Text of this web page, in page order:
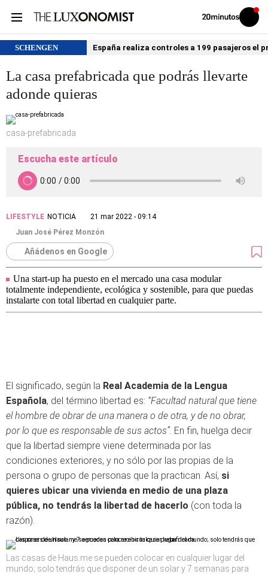
Volver
Iniciar
sesión
SCHENGEN España realiza controles a 199 pasajeros el
La casa prefabricada que podrás llevarte
adonde quieras
casa-prefabricada
Escucha este artículo
LIFESTYLE NOTICIA
21 mar 2022 - 09:14
Juan José Pérez Monzón
Añádenos en Google
Una start-up ha puesto en el mercado una casa modular
totalmente independiente, ecológica y sostenible, para que puedas
instalarte con total libertad en cualquier parte.
El significado, según la Real Academia de la Lengua
Española, del término libertad es: “Facultad natural que tiene
el hombre de obrar de una manera o de otra, y de no obrar,
por lo que es responsable de sus actos”. En fin, huelga decir
que la libertad siempre viene determinada por las
condiciones exteriores, y no sólo por las propias de la
persona o grupo de personas que la practican. Así, si
quieres ubicar una vivienda en medio de una plaza
pública, no tendrás la libertad de hacerlo (con toda la
razón).
Las casas de Haus.me se pueden colocar en cualquier lugar del
mundo; solo tendrás que disponer de un solar y 7 semanas para